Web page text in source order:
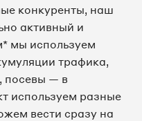
конкуренты, наш
активный и
мы используем
трафика,
посевы — в
используем разные
вести сразу на